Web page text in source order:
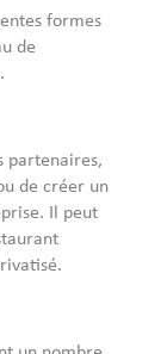
formes
de
partenaires,
de créer un
Il peut